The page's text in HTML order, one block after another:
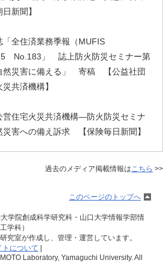
新聞】
全住済業務季報（MUFIS
No.183」 誌上防火防災セミナー第
然災害に備える」 寄稿 【公益社団
共済機構】
営住宅火災共済機構―防火防災セミナ
害への備え訴求 【保険毎日新聞】
過去のメディア掲載情報はこちら >>
このページのトップへ
学院創成科学研究科・山口大学情報学部情
学科）
室が作成し、管理・運営しています。
トについて
Laboratory, Yamaguchi University. All